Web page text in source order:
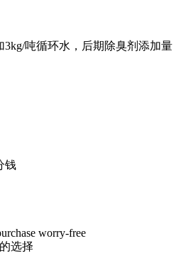
3kg/吨循环水，后期除臭剂添加量
钱
worry-free
选择